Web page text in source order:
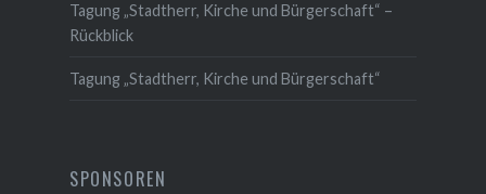
Tagung „Stadtherr, Kirche und Bürgerschaft“ –
Rückblick
Tagung „Stadtherr, Kirche und Bürgerschaft“
SPONSOREN